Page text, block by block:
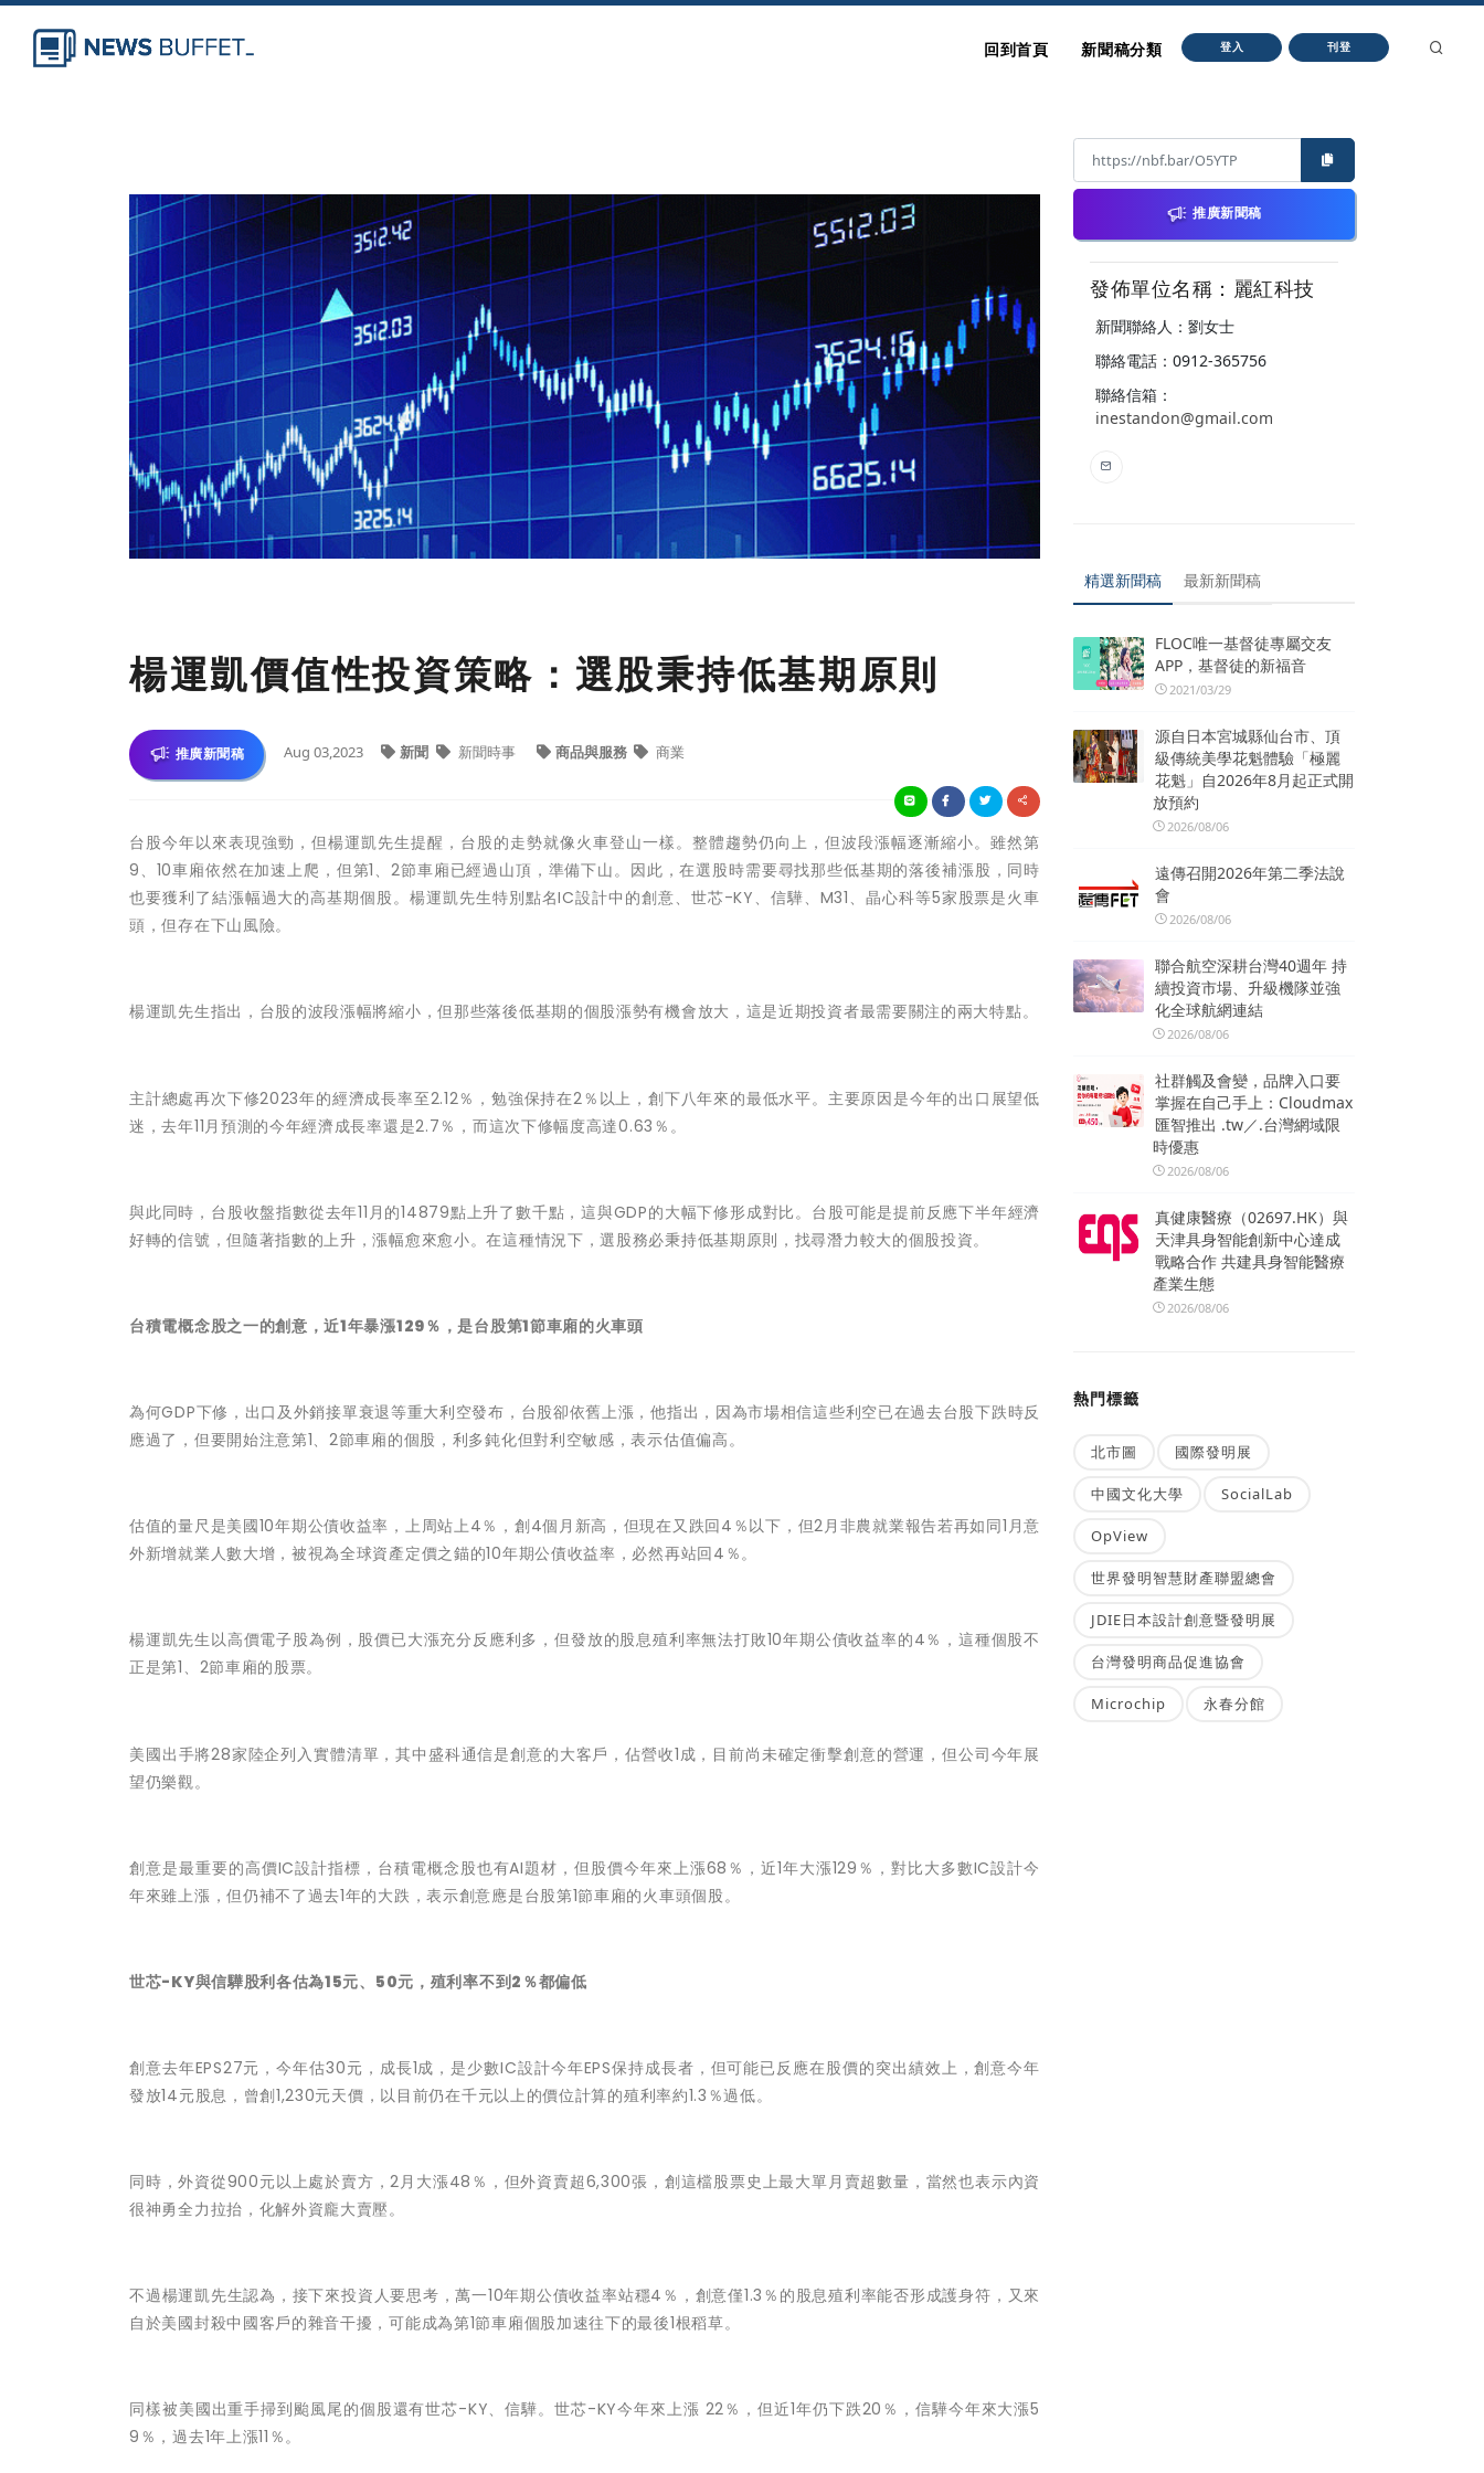
回到首頁 新聞稿分類 登入 刊登
楊運凱價值性投資策略：選股秉持低基期原則
推廣新聞稿 Aug 03,2023 新聞 新聞時事 商品與服務 商業
台股今年以來表現強勁，但楊運凱先生提醒，台股的走勢就像火車登山一樣。整體趨勢仍向上，但波段漲幅逐漸縮小。雖然第
9、10車廂依然在加速上爬，但第1、2節車廂已經過山頂，準備下山。因此，在選股時需要尋找那些低基期的落後補漲股，同時
也要獲利了結漲幅過大的高基期個股。 楊運凱先生特別點名IC設計中的創意、世芯-KY、信驊、M31、晶心科等5家股票是火車
頭，但存在下山風險。
楊運凱先生指出，台股的波段漲幅將縮小，但那些落後低基期的個股漲勢有機會放大，這是近期投資者最需要關注的兩大特點。
主計總處再次下修2023年的經濟成長率至2.12％，勉強保持在2％以上，創下八年來的最低水平。主要原因是今年的出口展望低
迷，去年11月預測的今年經濟成長率還是2.7％，而這次下修幅度高達0.63％。
與此同時，台股收盤指數從去年11月的14879點上升了數千點，這與GDP的大幅下修形成對比。台股可能是提前反應下半年經濟
好轉的信號，但隨著指數的上升，漲幅愈來愈小。在這種情況下，選股務必秉持低基期原則，找尋潛力較大的個股投資。
台積電概念股之一的創意，近1年暴漲129％，是台股第1節車廂的火車頭
為何GDP下修，出口及外銷接單衰退等重大利空發布，台股卻依舊上漲，他指出，因為市場相信這些利空已在過去台股下跌時反
應過了，但要開始注意第1、2節車廂的個股，利多鈍化但對利空敏感，表示估值偏高。
估值的量尺是美國10年期公債收益率，上周站上4％，創4個月新高，但現在又跌回4％以下，但2月非農就業報告若再如同1月意
外新增就業人數大增，被視為全球資產定價之錨的10年期公債收益率，必然再站回4％。
楊運凱先生以高價電子股為例，股價已大漲充分反應利多，但發放的股息殖利率無法打敗10年期公債收益率的4％，這種個股不
正是第1、2節車廂的股票。
美國出手將28家陸企列入實體清單，其中盛科通信是創意的大客戶，佔營收1成，目前尚未確定衝擊創意的營運，但公司今年展
望仍樂觀。
創意是最重要的高價IC設計指標，台積電概念股也有AI題材，但股價今年來上漲68％，近1年大漲129％，對比大多數IC設計今
年來雖上漲，但仍補不了過去1年的大跌，表示創意應是台股第1節車廂的火車頭個股。
世芯-KY與信驊股利各估為15元、50元，殖利率不到2％都偏低
創意去年EPS27元，今年估30元，成長1成，是少數IC設計今年EPS保持成長者，但可能已反應在股價的突出績效上，創意今年
發放14元股息，曾創1,230元天價，以目前仍在千元以上的價位計算的殖利率約1.3％過低。
同時，外資從900元以上處於賣方，2月大漲48％，但外資賣超6,300張，創這檔股票史上最大單月賣超數量，當然也表示內資
很神勇全力拉抬，化解外資龐大賣壓。
不過楊運凱先生認為， 接下來投資人要思考，萬一10年期公債收益率站穩4％，創意僅1.3％的股息殖利率能否形成護身符，又來
自於美國封殺中國客戶的雜音干擾，可能成為第1節車廂個股加速往下的最後1根稻草。
同樣被美國出重手掃到颱風尾的個股還有世芯-KY、信驊。世芯-KY今年來上漲 22％，但近1年仍下跌20％，信驊今年來大漲5
9％，過去1年上漲11％。
推廣新聞稿
發佈單位名稱：麗紅科技
新聞聯絡人：劉女士
聯絡電話：0912-365756
聯絡信箱：
inestandon@gmail.com
精選新聞稿 最新新聞稿
FLOC唯一基督徒專屬交友
APP，基督徒的新福音
2021/03/29
源自日本宮城縣仙台市、頂
級傳統美學花魁體驗「極麗
花魁」自2026年8月起正式開
放預約
2026/08/06
遠傳召開2026年第二季法說
會
2026/08/06
聯合航空深耕台灣40週年 持
續投資市場、升級機隊並強
化全球航網連結
2026/08/06
社群觸及會變，品牌入口要
掌握在自己手上：Cloudmax
匯智推出 .tw／.台灣網域限
時優惠
2026/08/06
真健康醫療（02697.HK）與
天津具身智能創新中心達成
戰略合作 共建具身智能醫療
產業生態
2026/08/06
熱門標籤
北市圖 國際發明展
中國文化大學 SocialLab
OpView
世界發明智慧財產聯盟總會
JDIE日本設計創意暨發明展
台灣發明商品促進協會
Microchip 永春分館